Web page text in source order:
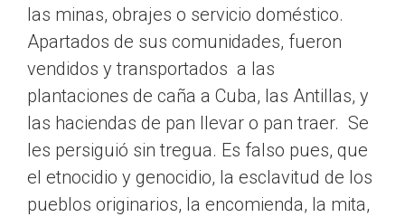
las minas, obrajes o servicio doméstico.
Apartados de sus comunidades, fueron
vendidos y transportados a las
plantaciones de caña a Cuba, las Antillas, y
las haciendas de pan llevar o pan traer. Se
les persiguió sin tregua. Es falso pues, que
el etnocidio y genocidio, la esclavitud de los
pueblos originarios, la encomienda, la mita,